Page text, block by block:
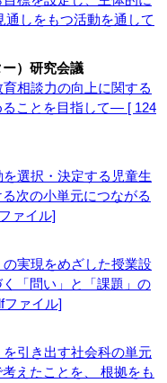
しをもつ活動を通して
）研究会議
相談力の向上に関する
ことを目指して― [ 124
選択・決定する児童生
次の小単元につながる
ァイル]
実現をめざした授業設
「問い」と「課題」の
ファイル]
引き出す社会科の単元
えたことを、 根拠をも